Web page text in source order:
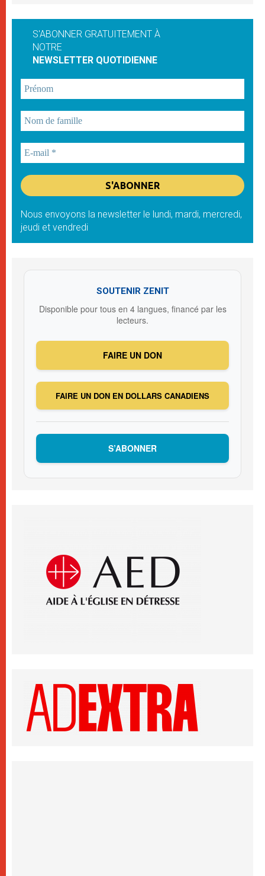
S'ABONNER GRATUITEMENT À
NOTRE
NEWSLETTER QUOTIDIENNE
Nous envoyons la newsletter le lundi, mardi, mercredi,
jeudi et vendredi
SOUTENIR ZENIT
Disponible pour tous en 4 langues, financé par les
lecteurs.
FAIRE UN DON
FAIRE UN DON EN DOLLARS CANADIENS
S’ABONNER